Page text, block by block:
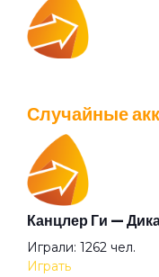
Перейти
Валентин
гитары
Случайные
Канцлер Ги —
Играли: 1262 чел.
Играть